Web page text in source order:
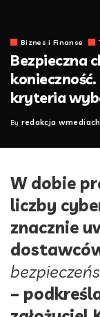
Biznes i Finanse
Bezpieczna
kryteria
Posted
By redakcja
W dobie
liczby
znacznie
–